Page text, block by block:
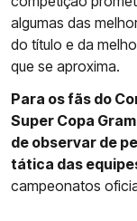
algumas das
do título e da
que se aproxima.
Para os fãs do
Super Copa
de observar de
tática das
campeonatos